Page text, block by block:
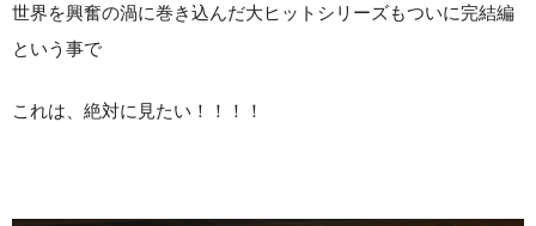
世界を興奮の渦に巻き込んだ大ヒットシリーズもついに完結編
という事で
これは、絶対に見たい！！！！